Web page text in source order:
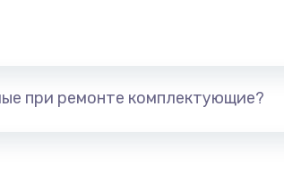
при ремонте комплектующие?